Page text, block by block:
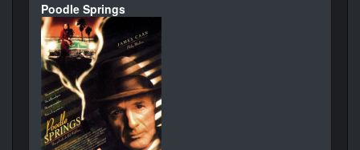
Poodle Springs